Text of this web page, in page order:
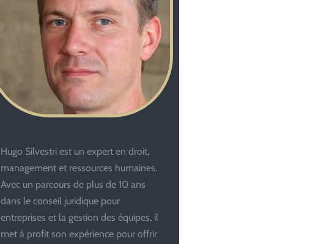
Hugo Silvestri est un expert en droit,
management et ressources humaines.
Avec un parcours de plus de 10 ans
dans le conseil juridique pour
entreprises et la gestion des équipes, il
met à profit son expérience pour offrir